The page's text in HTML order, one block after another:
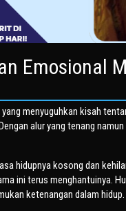
Emosional
menyuguhkan kisah
alur yang tenang
hidupnya kosong dan
ini terus menghantuinya.
ketenangan dalam hidup.